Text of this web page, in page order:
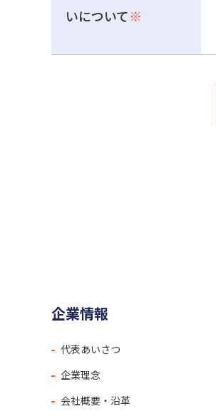
いについて※
企業情報
代表あいさつ
企業理念
会社概要・沿革